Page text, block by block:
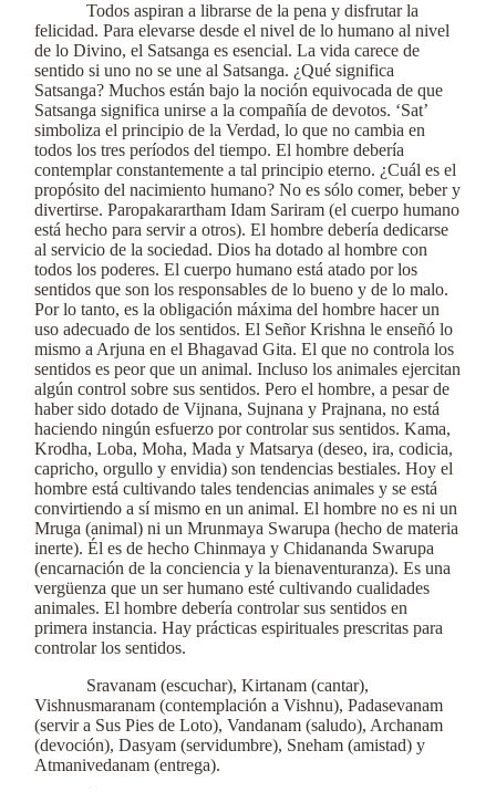
Todos aspiran a librarse de la pena y disfrutar la
felicidad. Para elevarse desde el nivel de lo humano al nivel
de lo Divino, el Satsanga es esencial. La vida carece de
sentido si uno no se une al Satsanga. ¿Qué significa
Satsanga? Muchos están bajo la noción equivocada de que
Satsanga significa unirse a la compañía de devotos. ‘Sat’
simboliza el principio de la Verdad, lo que no cambia en
todos los tres períodos del tiempo. El hombre debería
contemplar constantemente a tal principio eterno. ¿Cuál es el
propósito del nacimiento humano? No es sólo comer, beber y
divertirse. Paropakarartham Idam Sariram (el cuerpo humano
está hecho para servir a otros). El hombre debería dedicarse
al servicio de la sociedad. Dios ha dotado al hombre con
todos los poderes. El cuerpo humano está atado por los
sentidos que son los responsables de lo bueno y de lo malo.
Por lo tanto, es la obligación máxima del hombre hacer un
uso adecuado de los sentidos. El Señor Krishna le enseñó lo
mismo a Arjuna en el Bhagavad Gita. El que no controla los
sentidos es peor que un animal. Incluso los animales ejercitan
algún control sobre sus sentidos. Pero el hombre, a pesar de
haber sido dotado de Vijnana, Sujnana y Prajnana, no está
haciendo ningún esfuerzo por controlar sus sentidos. Kama,
Krodha, Loba, Moha, Mada y Matsarya (deseo, ira, codicia,
capricho, orgullo y envidia) son tendencias bestiales. Hoy el
hombre está cultivando tales tendencias animales y se está
convirtiendo a sí mismo en un animal. El hombre no es ni un
Mruga (animal) ni un Mrunmaya Swarupa (hecho de materia
inerte). Él es de hecho Chinmaya y Chidananda Swarupa
(encarnación de la conciencia y la bienaventuranza). Es una
vergüenza que un ser humano esté cultivando cualidades
animales. El hombre debería controlar sus sentidos en
primera instancia. Hay prácticas espirituales prescritas para
controlar los sentidos.
Sravanam (escuchar), Kirtanam (cantar),
Vishnusmaranam (contemplación a Vishnu), Padasevanam
(servir a Sus Pies de Loto), Vandanam (saludo), Archanam
(devoción), Dasyam (servidumbre), Sneham (amistad) y
Atmanivedanam (entrega).